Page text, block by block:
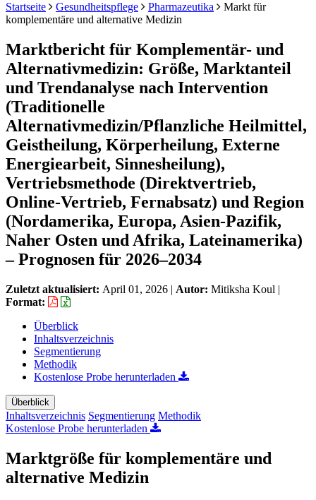
Startseite Gesundheitspflege Pharmazeutika
Markt für
komplementäre und alternative Medizin
Marktbericht für Komplementär- und
Alternativmedizin: Größe, Marktanteil
und Trendanalyse nach Intervention
(Traditionelle
Alternativmedizin/Pflanzliche Heilmittel,
Geistheilung, Körperheilung, Externe
Energiearbeit, Sinnesheilung),
Vertriebsmethode (Direktvertrieb,
Online-Vertrieb, Fernabsatz) und Region
(Nordamerika, Europa, Asien-Pazifik,
Naher Osten und Afrika, Lateinamerika)
– Prognosen für 2026–2034
Zuletzt aktualisiert: April 01, 2026 | Autor: Mitiksha Koul |
Format:
Überblick
Inhaltsverzeichnis
Segmentierung
Methodik
Kostenlose Probe herunterladen
Überblick
Inhaltsverzeichnis Segmentierung Methodik
Kostenlose Probe herunterladen
Marktgröße für komplementäre und
alternative Medizin